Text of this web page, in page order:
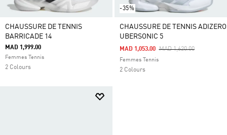
CHAUSSURE DE TENNIS
BARRICADE 14
MAD 1,999.00
Femmes Tennis
2 Colours
-35%
CHAUSSURE DE TENNIS ADIZERO
UBERSONIC 5
Price Reduced From
MAD 1,620.00To
MAD 1,053.00
Femmes Tennis
2 Colours